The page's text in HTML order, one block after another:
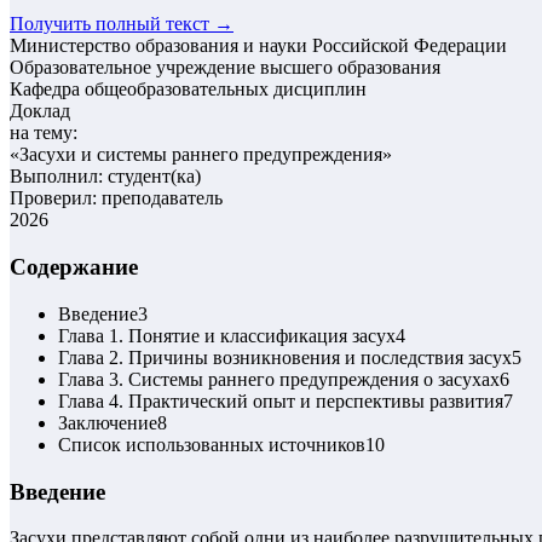
Получить полный текст →
Министерство образования и науки Российской Федерации
Образовательное учреждение высшего образования
Кафедра общеобразовательных дисциплин
Доклад
на тему:
«Засухи и системы раннего предупреждения»
Выполнил: студент(ка)
Проверил: преподаватель
2026
Содержание
Введение3
Глава 1. Понятие и классификация засух4
Глава 2. Причины возникновения и последствия засух5
Глава 3. Системы раннего предупреждения о засухах6
Глава 4. Практический опыт и перспективы развития7
Заключение8
Список использованных источников10
Введение